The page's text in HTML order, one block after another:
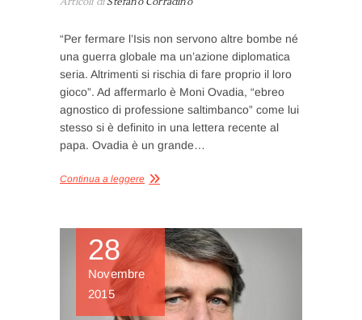
“Per fermare l’Isis non servono altre bombe né
una guerra globale ma un’azione diplomatica
seria. Altrimenti si rischia di fare proprio il loro
gioco”. Ad affermarlo è Moni Ovadia, “ebreo
agnostico di professione saltimbanco” come lui
stesso si è definito in una lettera recente al
papa. Ovadia è un grande…
Continua a leggere
28
Novembre
2015